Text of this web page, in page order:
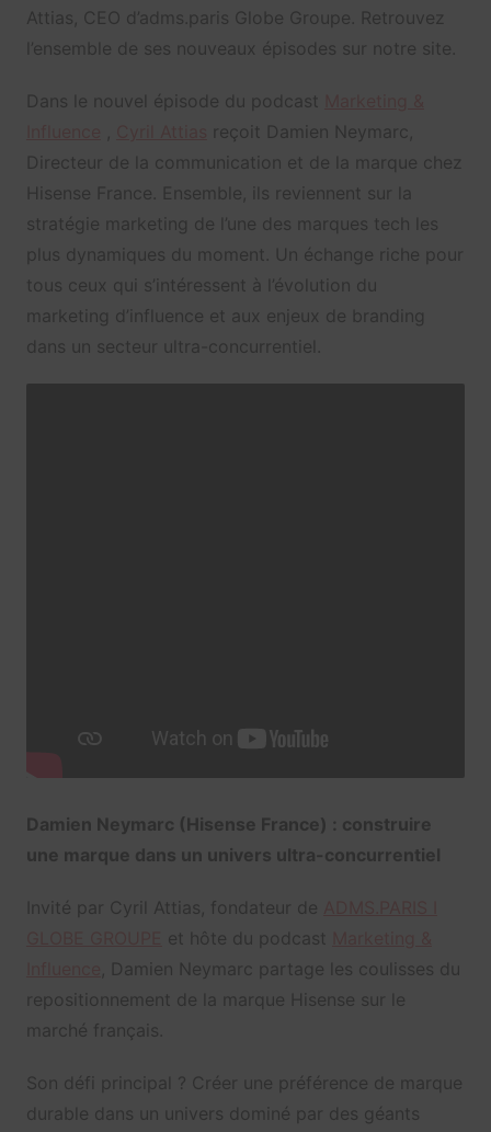
Attias, CEO d’adms.paris Globe Groupe. Retrouvez
l’ensemble de ses nouveaux épisodes sur notre site.
Dans le nouvel épisode du podcast
,
reçoit Damien Neymarc,
Directeur de la communication et de la marque chez
Hisense France. Ensemble, ils reviennent sur la
stratégie marketing de l’une des marques tech les
plus dynamiques du moment. Un échange riche pour
tous ceux qui s’intéressent à l’évolution du
marketing d’influence et aux enjeux de branding
dans un secteur ultra-concurrentiel.
Damien Neymarc (Hisense France) : construire
une marque dans un univers ultra-concurrentiel
Invité par Cyril Attias, fondateur de
et hôte du podcast
, Damien Neymarc partage les coulisses du
repositionnement de la marque Hisense sur le
marché français.
Son défi principal ? Créer une préférence de marque
durable dans un univers dominé par des géants